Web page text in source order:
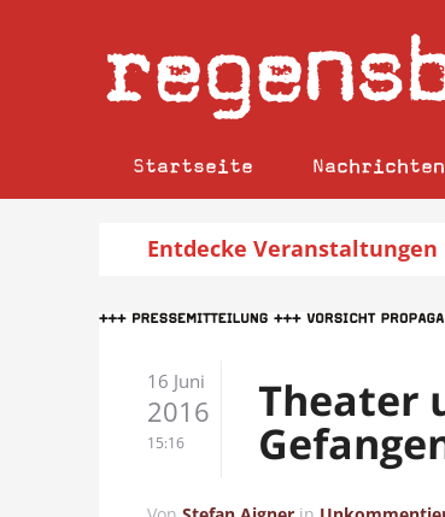
Startseite Nachrichten
Entdecke Veranstaltungen
16 Juni
2016
15:16
Theater